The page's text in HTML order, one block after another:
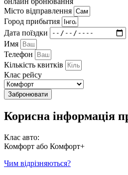
Мiсто вiдправлення
Город прибытия
Дата поїздки
Имя
Телефон
Кількість квитків
Клас рейсу
Забронювати
Корисна інформація
Клас авто:
Комфорт або Комфорт+
Чим відрізняються?